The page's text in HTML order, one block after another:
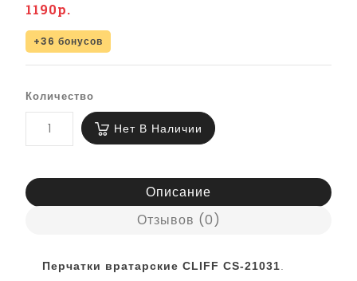
1190р.
+36 бонусов
Количество
Нет В Наличии
Описание
Отзывов (0)
Перчатки вратарские CLIFF СS-21031.